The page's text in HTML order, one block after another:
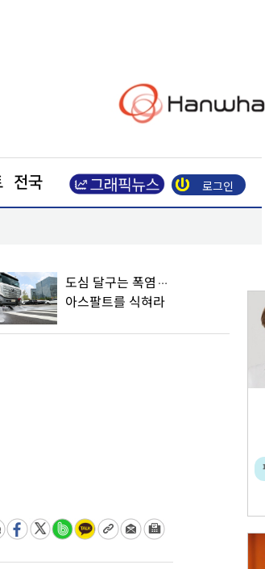
전국 로그인
도심 달구는 폭염…
아스팔트를 식혀라